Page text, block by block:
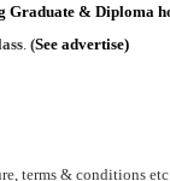
Graduate & Diploma
. (See advertise)
terms & conditions